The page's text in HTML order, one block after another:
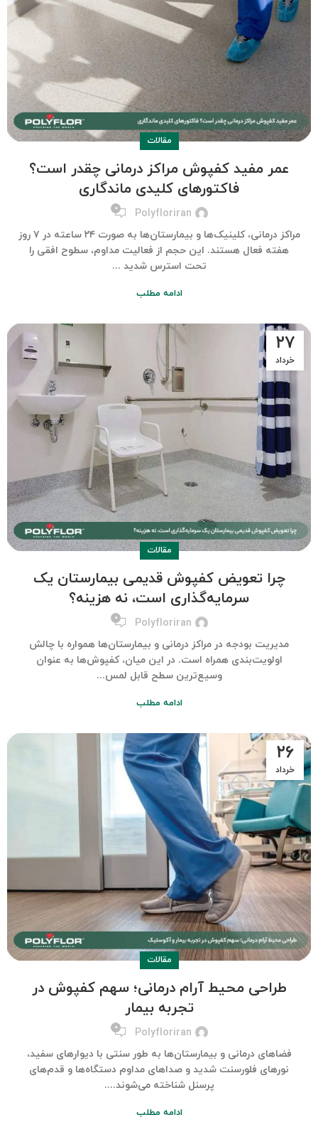
مقالات
عمر مفید کفپوش مراکز درمانی چقدر است؟
فاکتورهای کلیدی ماندگاری
Polyfloriran ۰
مراکز درمانی، کلینیک‌ها و بیمارستان‌ها به صورت ۲۴ ساعته در ۷ روز
هفته فعال هستند. این حجم از فعالیت مداوم، سطوح افقی را
تحت استرس شدید ...
ادامه مطلب
۲۷
خرداد
مقالات
چرا تعویض کفپوش قدیمی بیمارستان یک
سرمایه‌گذاری است، نه هزینه؟
Polyfloriran ۰
مدیریت بودجه در مراکز درمانی و بیمارستان‌ها همواره با چالش
اولویت‌بندی همراه است. در این میان، کفپوش‌ها به عنوان
وسیع‌ترین سطح قابل لمس...
ادامه مطلب
۲۶
خرداد
مقالات
طراحی محیط آرام درمانی؛ سهم کفپوش در
تجربه بیمار
Polyfloriran ۰
فضاهای درمانی و بیمارستان‌ها به طور سنتی با دیوارهای سفید،
نورهای فلورسنت شدید و صداهای مداوم دستگاه‌ها و قدم‌های
پرسنل شناخته می‌شوند....
ادامه مطلب